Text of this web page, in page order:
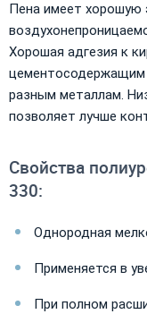
Пена имеет хорошую
Хорошая адгезия к
цементосодержащим
разным металлам.
позволяет лучше
Свойства
330:
Однородная
Применяется в
При полном